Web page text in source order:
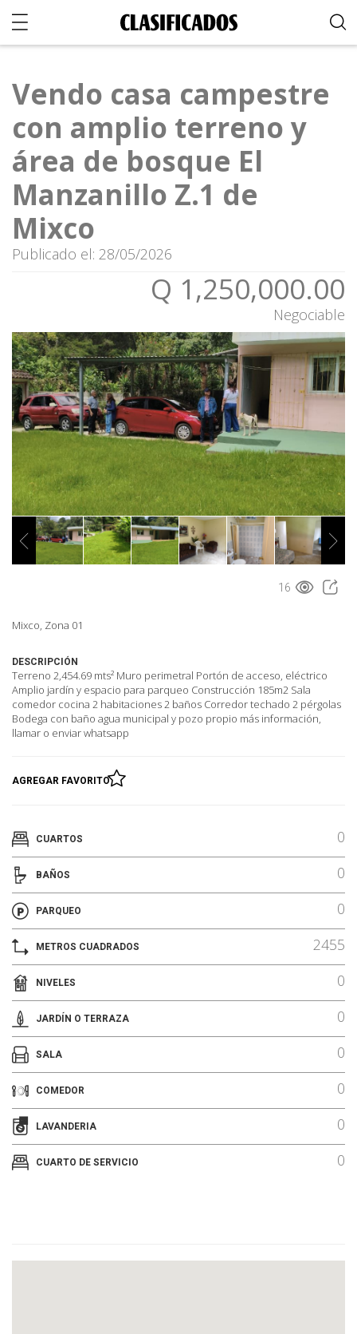
Vendo casa campestre
con amplio terreno y
área de bosque El
Manzanillo Z.1 de
Mixco
Publicado el: 28/05/2026
Q 1,250,000.00
Negociable
16
Mixco, Zona 01
DESCRIPCIÓN
Terreno 2,454.69 mts² Muro perimetral Portón de acceso, eléctrico
Amplio jardín y espacio para parqueo Construcción 185m2 Sala
comedor cocina 2 habitaciones 2 baños Corredor techado 2 pérgolas
Bodega con baño agua municipal y pozo propio más información,
llamar o enviar whatsapp
AGREGAR FAVORITO
CUARTOS 0
BAÑOS 0
PARQUEO 0
METROS CUADRADOS 2455
NIVELES 0
JARDÍN O TERRAZA 0
SALA 0
COMEDOR 0
LAVANDERIA 0
CUARTO DE SERVICIO 0